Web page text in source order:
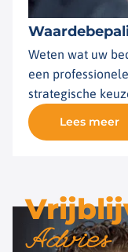
Weten wat uw
een
strategische
Lees meer
Advies